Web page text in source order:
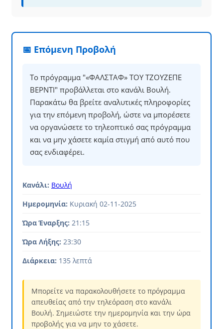
📅 Επόμενη Προβολή
Το πρόγραμμα "«ΦΑΛΣΤΑΦ» ΤΟΥ ΤΖΟΥΖΕΠΕ
ΒΕΡΝΤΙ" προβάλλεται στο κανάλι Βουλή.
Παρακάτω θα βρείτε αναλυτικές πληροφορίες
για την επόμενη προβολή, ώστε να μπορέσετε
να οργανώσετε το τηλεοπτικό σας πρόγραμμα
και να μην χάσετε καμία στιγμή από αυτό που
σας ενδιαφέρει.
Κανάλι: Βουλή
Ημερομηνία: Κυριακή 02-11-2025
Ώρα Έναρξης: 21:15
Ώρα Λήξης: 23:30
Διάρκεια: 135 λεπτά
Μπορείτε να παρακολουθήσετε το πρόγραμμα
απευθείας από την τηλεόραση στο κανάλι
Βουλή. Σημειώστε την ημερομηνία και την ώρα
προβολής για να μην το χάσετε.